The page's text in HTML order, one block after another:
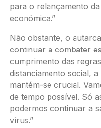
para o relançamento da
económica.”
Não obstante, o
continuar a combater
cumprimento das
distanciamento social,
mantém-se crucial.
de tempo possível. Só
podermos continuar a
vírus.”